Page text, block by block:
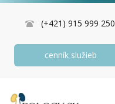
(+421) 915 999 250
cenník služieb